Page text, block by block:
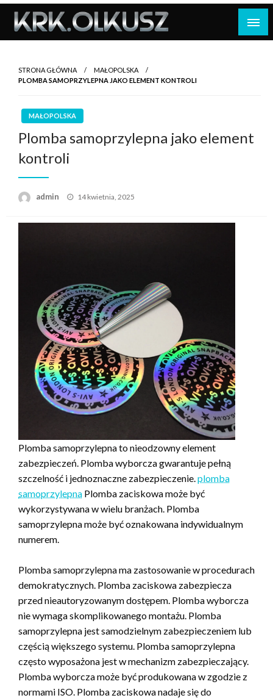
Skip
content
STRONA GŁÓWNA
MAŁOPOLSKA
PLOMBA SAMOPRZYLEPNA JAKO ELEMENT KONTROLI
MAŁOPOLSKA
Plomba samoprzylepna jako element
kontroli
admin
Opublikowane
14 kwietnia, 2025
Plomba samoprzylepna to nieodzowny element
zabezpieczeń. Plomba wyborcza gwarantuje pełną
szczelność i jednoznaczne zabezpieczenie. plomba
samoprzylepna Plomba zaciskowa może być
wykorzystywana w wielu branżach. Plomba
samoprzylepna może być oznakowana indywidualnym
numerem.
Plomba samoprzylepna ma zastosowanie w procedurach
demokratycznych. Plomba zaciskowa zabezpiecza
przed nieautoryzowanym dostępem. Plomba wyborcza
nie wymaga skomplikowanego montażu. Plomba
samoprzylepna jest samodzielnym zabezpieczeniem lub
częścią większego systemu. Plomba samoprzylepna
często wyposażona jest w mechanizm zabezpieczający.
Plomba wyborcza może być produkowana w zgodzie z
normami ISO. Plomba zaciskowa nadaje się do